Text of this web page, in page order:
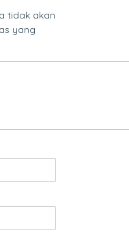
tidak akan
yang